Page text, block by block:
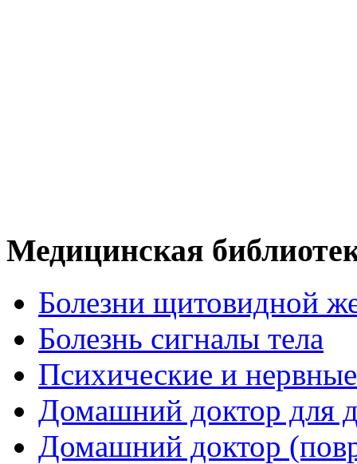
Медицинская
Болезни щитовидной
Болезнь сигналы тела
Психические и
Домашний доктор для
Домашний доктор